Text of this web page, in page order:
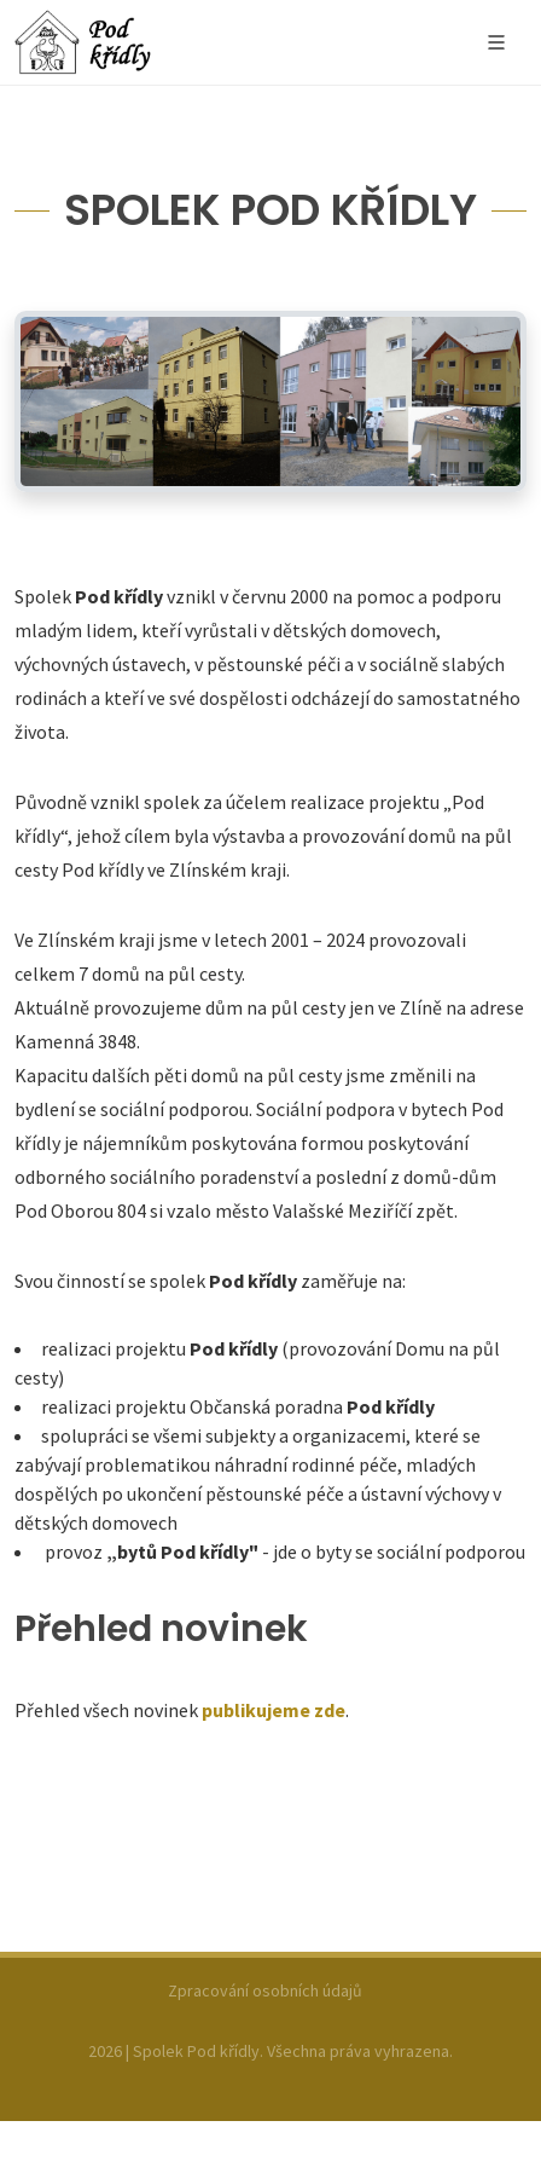
SPOLEK POD KŘÍDLY
Spolek Pod křídlyvznikl v červnu 2000 na pomoc a podporu
mladým lidem, kteří vyrůstali v dětských domovech,
výchovných ústavech, v pěstounské péči a v sociálně slabých
rodinách a kteří ve své dospělosti odcházejí do samostatného
života.
Původně vznikl spolek za účelem realizace projektu „Pod
křídly“, jehož cílem byla výstavba a provozování domů na půl
cesty Pod křídly ve Zlínském kraji.
Ve Zlínském kraji jsme v letech 2001 – 2024 provozovali
celkem 7 domů na půl cesty.
Aktuálně provozujeme dům na půl cesty jen ve Zlíně na adrese
Kamenná 3848.
Kapacitu dalších pěti domů na půl cesty jsme změnili na
bydlení se sociální podporou. Sociální podpora v bytech Pod
křídly je nájemníkům poskytována formou poskytování
odborného sociálního poradenství a poslední z domů-dům
Pod Oborou 804 si vzalo město Valašské Meziříčí zpět.
Svou činností se spolek Pod křídly zaměřuje na:
realizaci projektu Pod křídly (provozování Domu na půl
cesty)
realizaci projektu Občanská poradna Pod křídly
spolupráci se všemi subjekty a organizacemi, které se
zabývají problematikou náhradní rodinné péče, mladých
dospělých po ukončení pěstounské péče a ústavní výchovy v
dětských domovech
provoz „bytů Pod křídly" - jde o byty se sociální podporou
Přehled novinek
Přehled všech novinek publikujeme zde.
2026 | Spolek Pod křídly. Všechna práva vyhrazena.
Zpracování osobních údajů